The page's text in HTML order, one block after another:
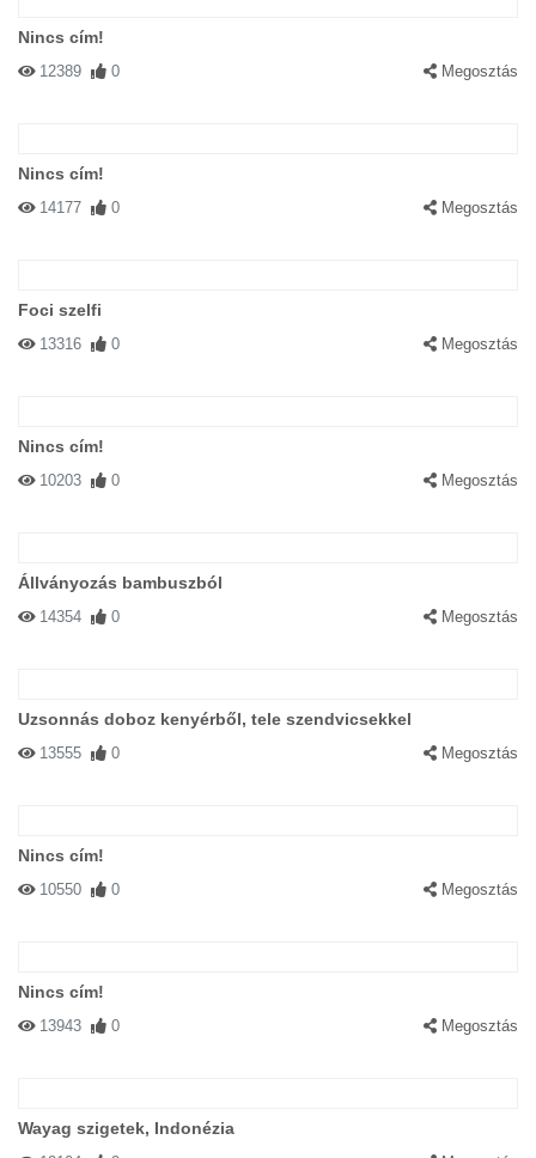
Nincs cím!
12389 0 Megosztás
Nincs cím!
14177 0 Megosztás
Foci szelfi
13316 0 Megosztás
Nincs cím!
10203 0 Megosztás
Állványozás bambuszból
14354 0 Megosztás
Uzsonnás doboz kenyérből, tele szendvicsekkel
13555 0 Megosztás
Nincs cím!
10550 0 Megosztás
Nincs cím!
13943 0 Megosztás
Wayag szigetek, Indonézia